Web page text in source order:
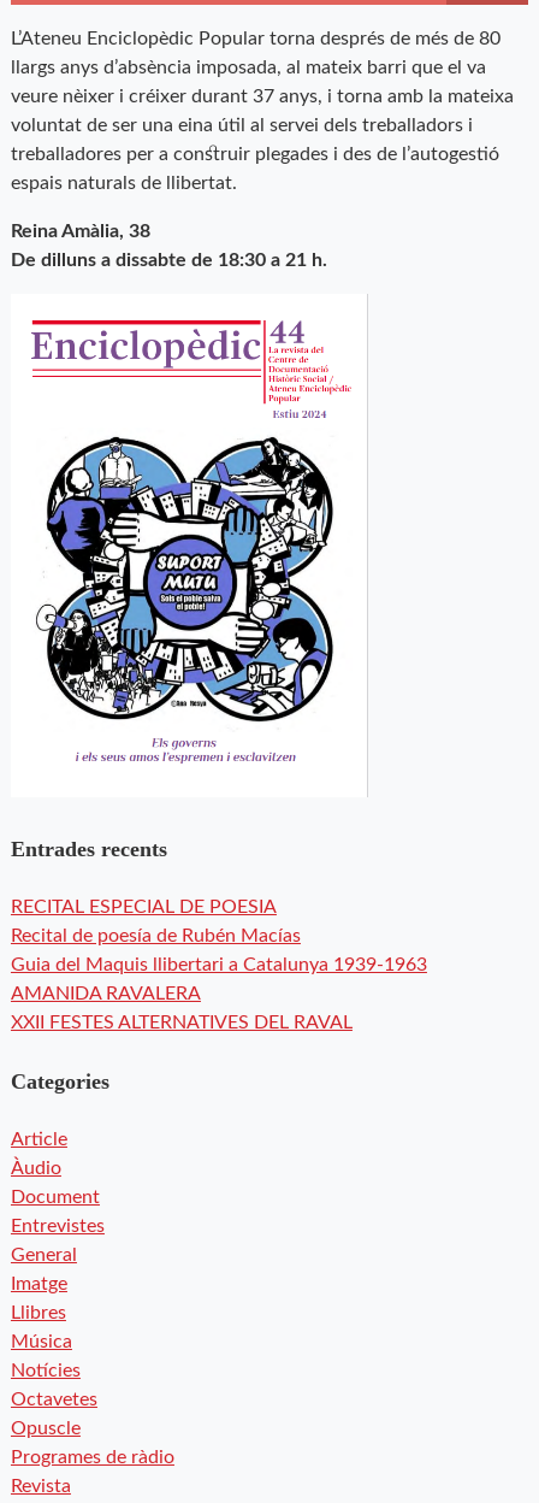
L’Ateneu Enciclopèdic Popular torna després de més de 80
llargs anys d’absència imposada, al mateix barri que el va
veure nèixer i créixer durant 37 anys, i torna amb la mateixa
voluntat de ser una eina útil al servei dels treballadors i
treballadores per a construir plegades i des de l’autogestió
espais naturals de llibertat.
Reina Amàlia, 38
De dilluns a dissabte de 18:30 a 21 h.
Entrades recents
RECITAL ESPECIAL DE POESIA
Recital de poesía de Rubén Macías
Guia del Maquis llibertari a Catalunya 1939-1963
AMANIDA RAVALERA
XXII FESTES ALTERNATIVES DEL RAVAL
Categories
Article
Àudio
Document
Entrevistes
General
Imatge
Llibres
Música
Notícies
Octavetes
Opuscle
Programes de ràdio
Revista